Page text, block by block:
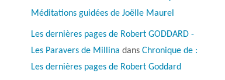
Méditations guidées de Joëlle Maurel
Les dernières pages de Robert GODDARD -
Les Paravers de Millina dans Chronique de :
Les dernières pages de Robert Goddard